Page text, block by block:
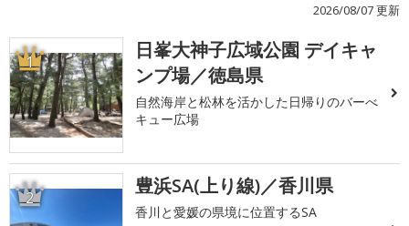
2026/08/07 更新
1
日峯大神子広域公園 デイキャ
ンプ場／徳島県
自然海岸と松林を活かした日帰りのバーべ
キュー広場
2 豊浜SA(上り線)／香川県
香川と愛媛の県境に位置するSA